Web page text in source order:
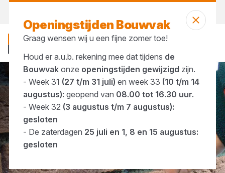
... Schroefspouwanker
Openingstijden Bouwvak
Graag wensen wij u een fijne zomer toe!
Houd er a.u.b. rekening mee dat tijdens de
Bouwvakonze openingstijden gewijzigd zijn.
- Week 31 (27 t/m 31 juli) en week 33 (10 t/m 14
augustus): geopend van 08.00 tot 16.30 uur.
- Week 32 (3 augustus t/m 7 augustus):
gesloten
- De zaterdagen 25 juli en 1, 8 en 15 augustus:
gesloten